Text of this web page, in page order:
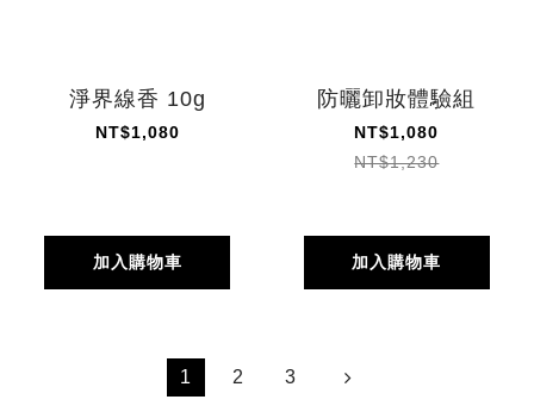
淨界線香 10g
NT$1,080
加入購物車
防曬卸妝體驗組
NT$1,080
NT$1,230
加入購物車
1 2 3